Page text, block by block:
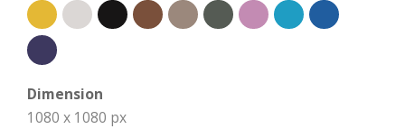
Dimension
1080 x 1080 px